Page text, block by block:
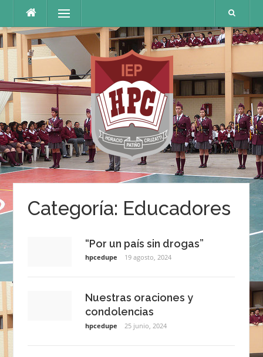
contenido
Menú
Categoría: Educadores
“Por un país sin drogas”
hpcedupe 19 agosto, 2024
Nuestras oraciones y
condolencias
hpcedupe 25 junio, 2024